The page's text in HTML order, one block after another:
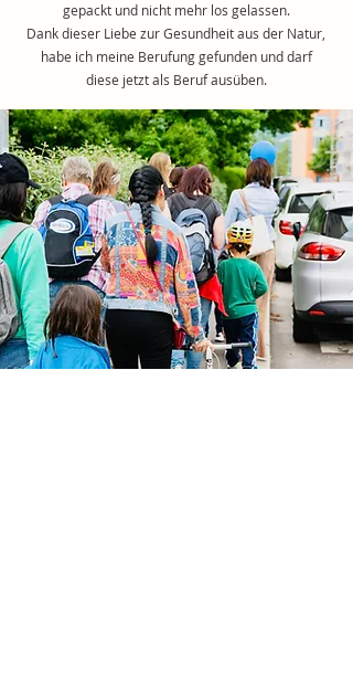
gepackt und nicht mehr los gelassen.
Dank dieser Liebe zur Gesundheit aus der Natur,
habe ich meine Berufung gefunden und darf
diese jetzt als Beruf ausüben.